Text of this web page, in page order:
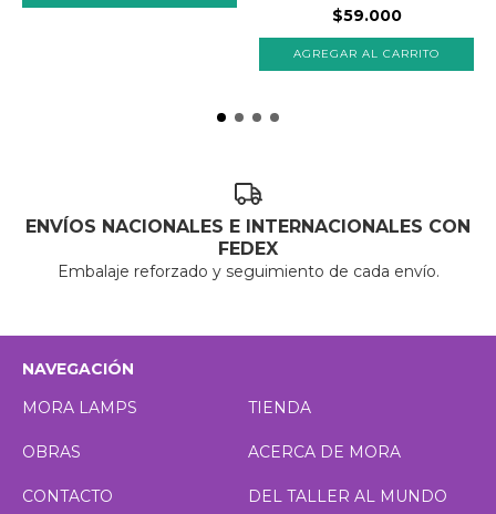
$59.000
ENVÍOS NACIONALES E INTERNACIONALES CON
FEDEX
Embalaje reforzado y seguimiento de cada envío.
NAVEGACIÓN
MORA LAMPS
TIENDA
OBRAS ACERCA DE MORA
CONTACTO DEL TALLER AL MUNDO